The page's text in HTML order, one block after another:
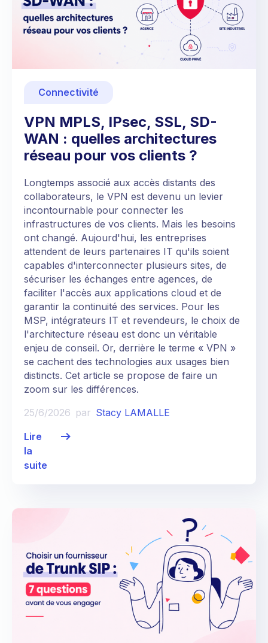
Connectivité
VPN MPLS, IPsec, SSL, SD-
WAN : quelles architectures
réseau pour vos clients ?
Longtemps associé aux accès distants des
collaborateurs, le VPN est devenu un levier
incontournable pour connecter les
infrastructures de vos clients. Mais les besoins
ont changé. Aujourd'hui, les entreprises
attendent de leurs partenaires IT qu'ils soient
capables d'interconnecter plusieurs sites, de
sécuriser les échanges entre agences, de
faciliter l'accès aux applications cloud et de
garantir la continuité des services. Pour les
MSP, intégrateurs IT et revendeurs, le choix de
l'architecture réseau est donc un véritable
enjeu de conseil. Or, derrière le terme « VPN »
se cachent des technologies aux usages bien
distincts. Cet article se propose de faire un
zoom sur les différences.
25/6/2026 par Stacy LAMALLE
Lire
la
suite